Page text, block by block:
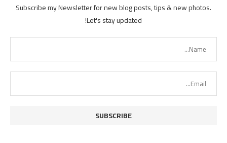
Subscribe my Newsletter for new blog posts, tips & new photos.
Let's stay updated!